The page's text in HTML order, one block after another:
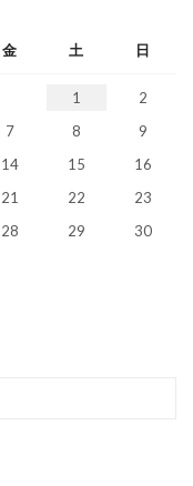
金 土 日
1
2
7 8
9
14 15
16
21 22
23
28 29
30